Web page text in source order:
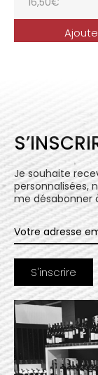
Je souhaite
personnalisées,
me